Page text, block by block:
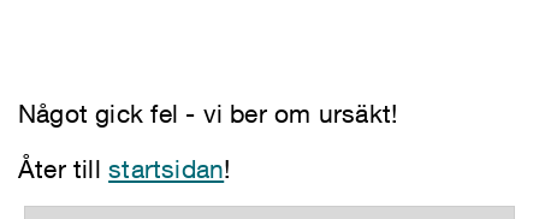
Något gick fel - vi ber om ursäkt!
Åter tillstartsidan!